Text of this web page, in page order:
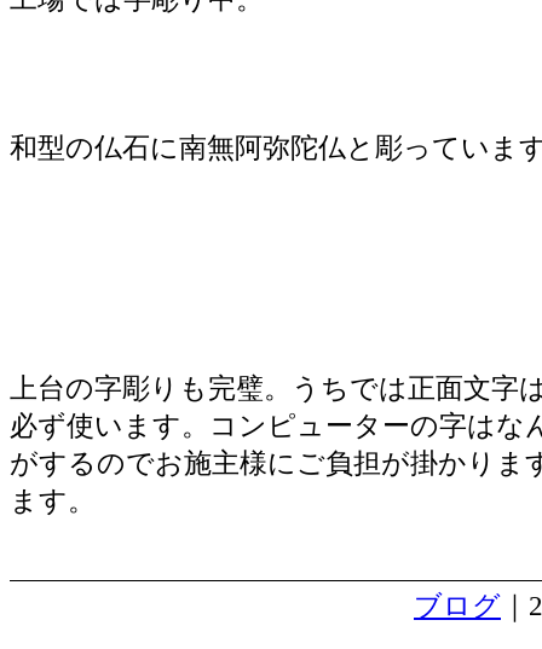
和型の仏石に南無阿弥陀仏と彫っていま
上台の字彫りも完璧。うちでは正面文字
必ず使います。コンピューターの字はな
がするのでお施主様にご負担が掛かりま
ます。
ブログ